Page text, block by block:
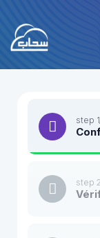
step
step